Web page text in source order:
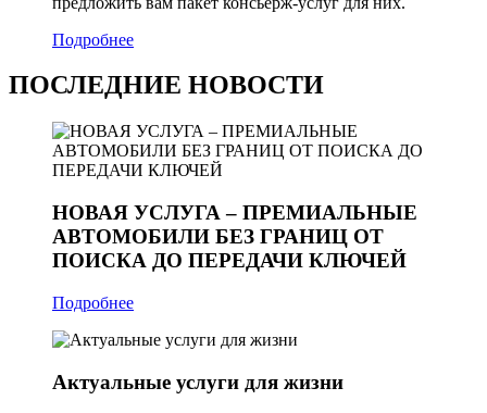
Подробнее
ПОСЛЕДНИЕ НОВОСТИ
НОВАЯ УСЛУГА – ПРЕМИАЛЬНЫЕ
АВТОМОБИЛИ БЕЗ ГРАНИЦ ОТ
ПОИСКА ДО ПЕРЕДАЧИ КЛЮЧЕЙ
Подробнее
Актуальные услуги для жизни